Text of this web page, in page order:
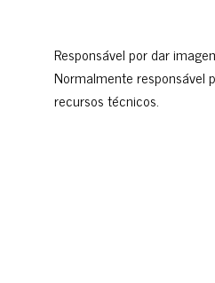
Responsável por dar
Normalmente responsável
recursos técnicos.